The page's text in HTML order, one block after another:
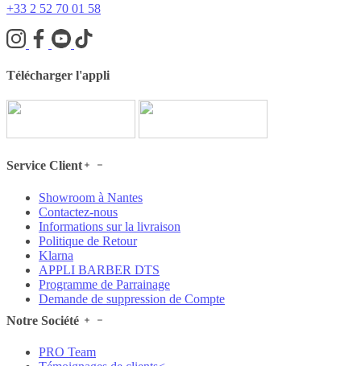
+33 2 52 70 01 58
Télécharger l'appli
Service Client
Showroom à Nantes
Contactez-nous
Informations sur la livraison
Politique de Retour
Klarna
APPLI BARBER DTS
Programme de Parrainage
Demande de suppression de Compte
Notre Société
PRO Team